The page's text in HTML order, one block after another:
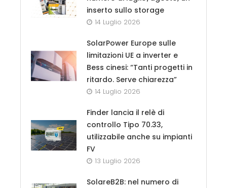
inserto sullo storage
14 Luglio 2026
SolarPower Europe sulle
limitazioni UE a inverter e
Bess cinesi: “Tanti progetti in
ritardo. Serve chiarezza”
14 Luglio 2026
Finder lancia il relè di
controllo Tipo 70.33,
utilizzabile anche su impianti
FV
13 Luglio 2026
SolareB2B: nel numero di